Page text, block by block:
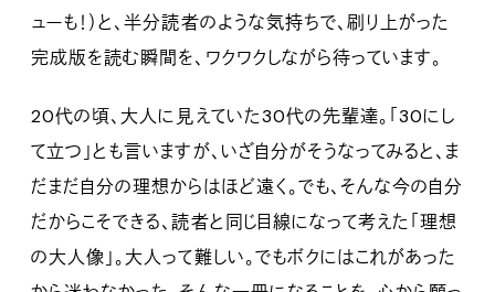
ューも！）と、半分読者のような気持ちで、刷り上がった
完成版を読む瞬間を、ワクワクしながら待っています。
20代の頃、大人に見えていた30代の先輩達。「30にし
て立つ」とも言いますが、いざ自分がそうなってみると、ま
だまだ自分の理想からはほど遠く。でも、そんな今の自分
だからこそできる、読者と同じ目線になって考えた「理想
の大人像」。大人って難しい。でもボクにはこれがあった